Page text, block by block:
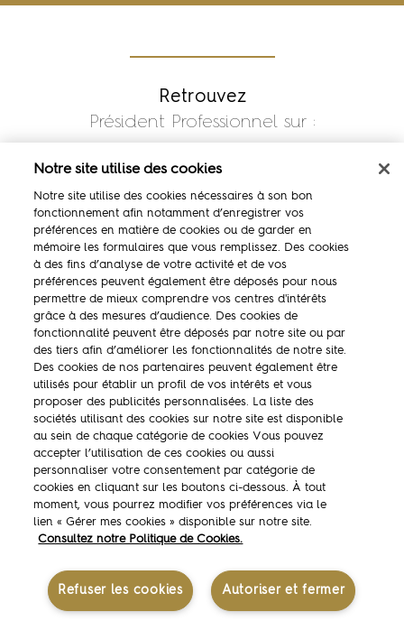
Retrouvez
Président Professionnel sur :
La marque
Ambassadeurs
Concours
Savoir-faire
Mentions légales
Contactez-nous
Politique des données personnelles
Politique de gestion des cookies
Gérer mes cookies
Notre site utilise des cookies
Notre site utilise des cookies nécessaires à son bon
fonctionnement afin notamment d’enregistrer vos
préférences en matière de cookies ou de garder en
mémoire les formulaires que vous remplissez. Des cookies
à des fins d’analyse de votre activité et de vos
préférences peuvent également être déposés pour nous
permettre de mieux comprendre vos centres d'intérêts
grâce à des mesures d’audience. Des cookies de
fonctionnalité peuvent être déposés par notre site ou par
des tiers afin d’améliorer les fonctionnalités de notre site.
Des cookies de nos partenaires peuvent également être
utilisés pour établir un profil de vos intérêts et vous
proposer des publicités personnalisées. La liste des
sociétés utilisant des cookies sur notre site est disponible
au sein de chaque catégorie de cookies Vous pouvez
accepter l’utilisation de ces cookies ou aussi
personnaliser votre consentement par catégorie de
cookies en cliquant sur les boutons ci-dessous. À tout
moment, vous pourrez modifier vos préférences via le
lien « Gérer mes cookies » disponible sur notre site.
Consultez notre Politique de Cookies.
Autoriser et fermer
Refuser les cookies